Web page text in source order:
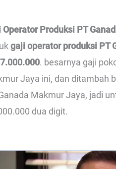
Operator Produksi PT
gaji operator produksi PT
. besarnya gaji
Jaya ini, dan ditambah
Makmur Jaya, jadi
dua digit.